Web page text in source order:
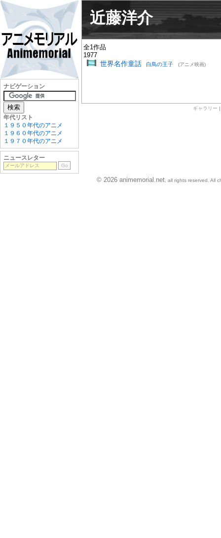
近藤洋介
全1作品
1977
世界名作童話 白鳥の王子 (アニメ映画)
ギャラリー
ナビゲーション
年代リスト
１９５０年代のアニメ
１９６０年代のアニメ
１９７０年代のアニメ
ニュースレター
© 2026 animemorial.net , all rights reserved. All